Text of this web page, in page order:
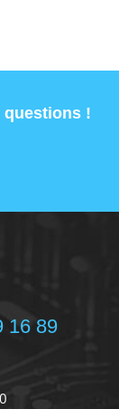
questions !
16 89